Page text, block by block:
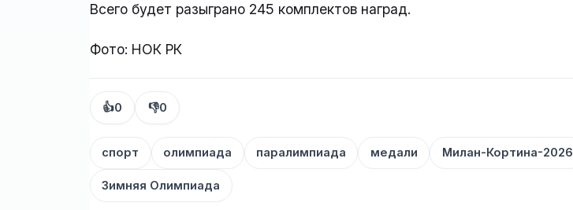
Всего будет разыграно 245 комплектов наград.
Фото: НОК РК
👍0 👎0
спорт олимпиада паралимпиада медали Милан-Кортина-2026
Зимняя Олимпиада